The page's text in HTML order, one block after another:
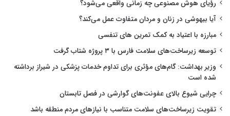
رؤیای هوش مصنوعی چه زمانی واقعی می‌شود؟
آیا بیهوشی در زنان و مردان متفاوت عمل می‌کند؟
مبارزه با اعتیاد به کمک تمرین های تنفسی
توسعه زیرساخت‌های سلامت فارس با ۳ پروژه شتاب گرفت
وزیر بهداشت: گام‌های مؤثری برای تداوم خدمات پزشکی در شیراز برداشته
شده است
چرایی شیوع بالای عفونت‌های گوارشی در فصل تابستان
تقویت زیرساخت‌های سلامت متناسب با نیازهای مردم منطقه باشد